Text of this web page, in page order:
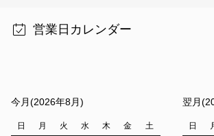
営業日カレンダー
今月(2026年8月)
日 月 火 水 木 金 土
翌月
日